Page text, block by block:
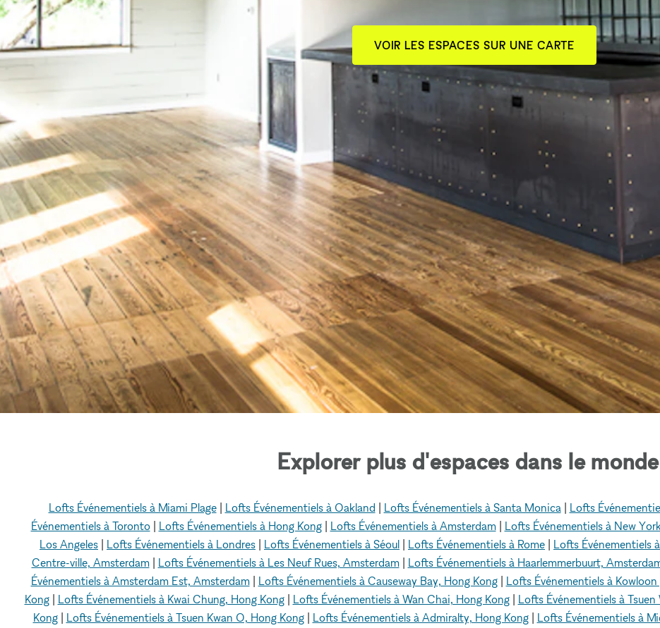
VOIR LES ESPACES SUR UNE CARTE
Explorer plus d'espaces dans le
Lofts Événementiels à Miami Plage| Lofts Événementiels à Oakland Lofts Événementiels à Santa Monica| Lofts
Événementiels à Toronto| Lofts Événementiels à Hong Kong| Lofts Événementiels à Amsterdam| Lofts Événementiels à New
Los Angeles
Lofts Événementiels à Londres Lofts Événementiels à Séoul Lofts Événementiels à Rome Lofts Événementiels
Centre-ville, Amsterdam| Lofts Événementiels à Les Neuf Rues, Amsterdam| Lofts Événementiels à Haarlemmerbuurt,
Événementiels à Amsterdam Est, Amsterdam| Lofts Événementiels à Causeway Bay, Hong Kong| Lofts Événementiels à
Kong| Lofts Événementiels à Kwai Chung, Hong Kong| Lofts Événementiels à Wan Chai, Hong Kong| Lofts Événementiels à Tsuen
Kong| Lofts Événementiels à Tsuen Kwan O, Hong Kong| Lofts Événementiels à Admiralty, Hong Kong| Lofts Événementiels à